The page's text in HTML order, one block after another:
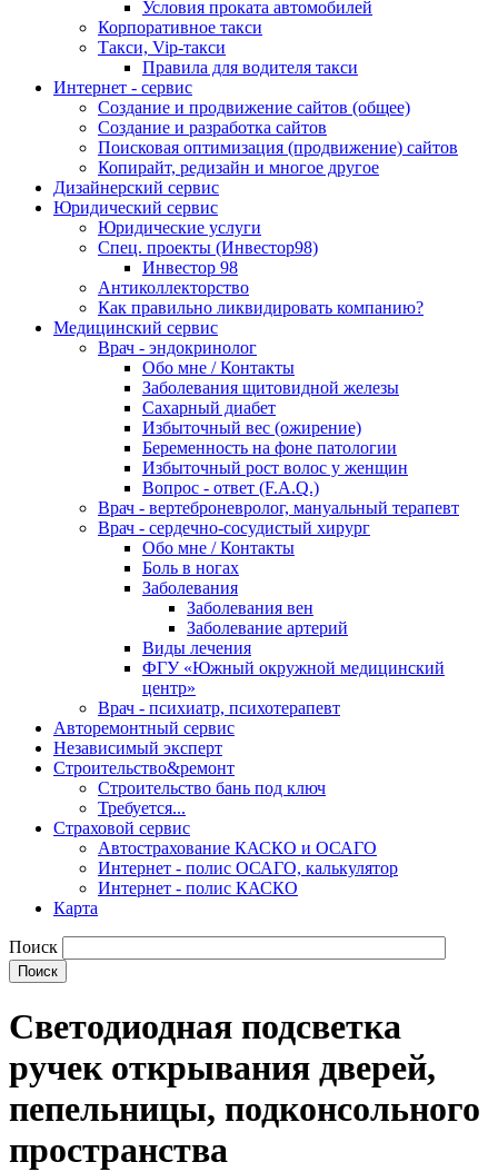
Условия проката автомобилей
Корпоративное такси
Такси, Vip-такси
Правила для водителя такси
Интернет - сервис
Создание и продвижение сайтов (общее)
Создание и разработка сайтов
Поисковая оптимизация (продвижение) сайтов
Копирайт, редизайн и многое другое
Дизайнерский сервис
Юридический сервис
Юридические услуги
Спец. проекты (Инвестор98)
Инвестор 98
Антиколлекторство
Как правильно ликвидировать компанию?
Медицинский сервис
Врач - эндокринолог
Обо мне / Контакты
Заболевания щитовидной железы
Сахарный диабет
Избыточный вес (ожирение)
Беременность на фоне патологии
Избыточный рост волос у женщин
Вопрос - ответ (F.A.Q.)
Врач - вертеброневролог, мануальный терапевт
Врач - сердечно-сосудистый хирург
Обо мне / Контакты
Боль в ногах
Заболевания
Заболевания вен
Заболевание артерий
Виды лечения
ФГУ «Южный окружной медицинский
центр»
Врач - психиатр, психотерапевт
Авторемонтный сервис
Независимый эксперт
Строительство&ремонт
Строительство бань под ключ
Требуется...
Страховой сервис
Автострахование КАСКО и ОСАГО
Интернет - полис ОСАГО, калькулятор
Интернет - полис КАСКО
Карта
Поиск
Светодиодная подсветка
ручек открывания дверей,
пепельницы, подконсольного
пространства